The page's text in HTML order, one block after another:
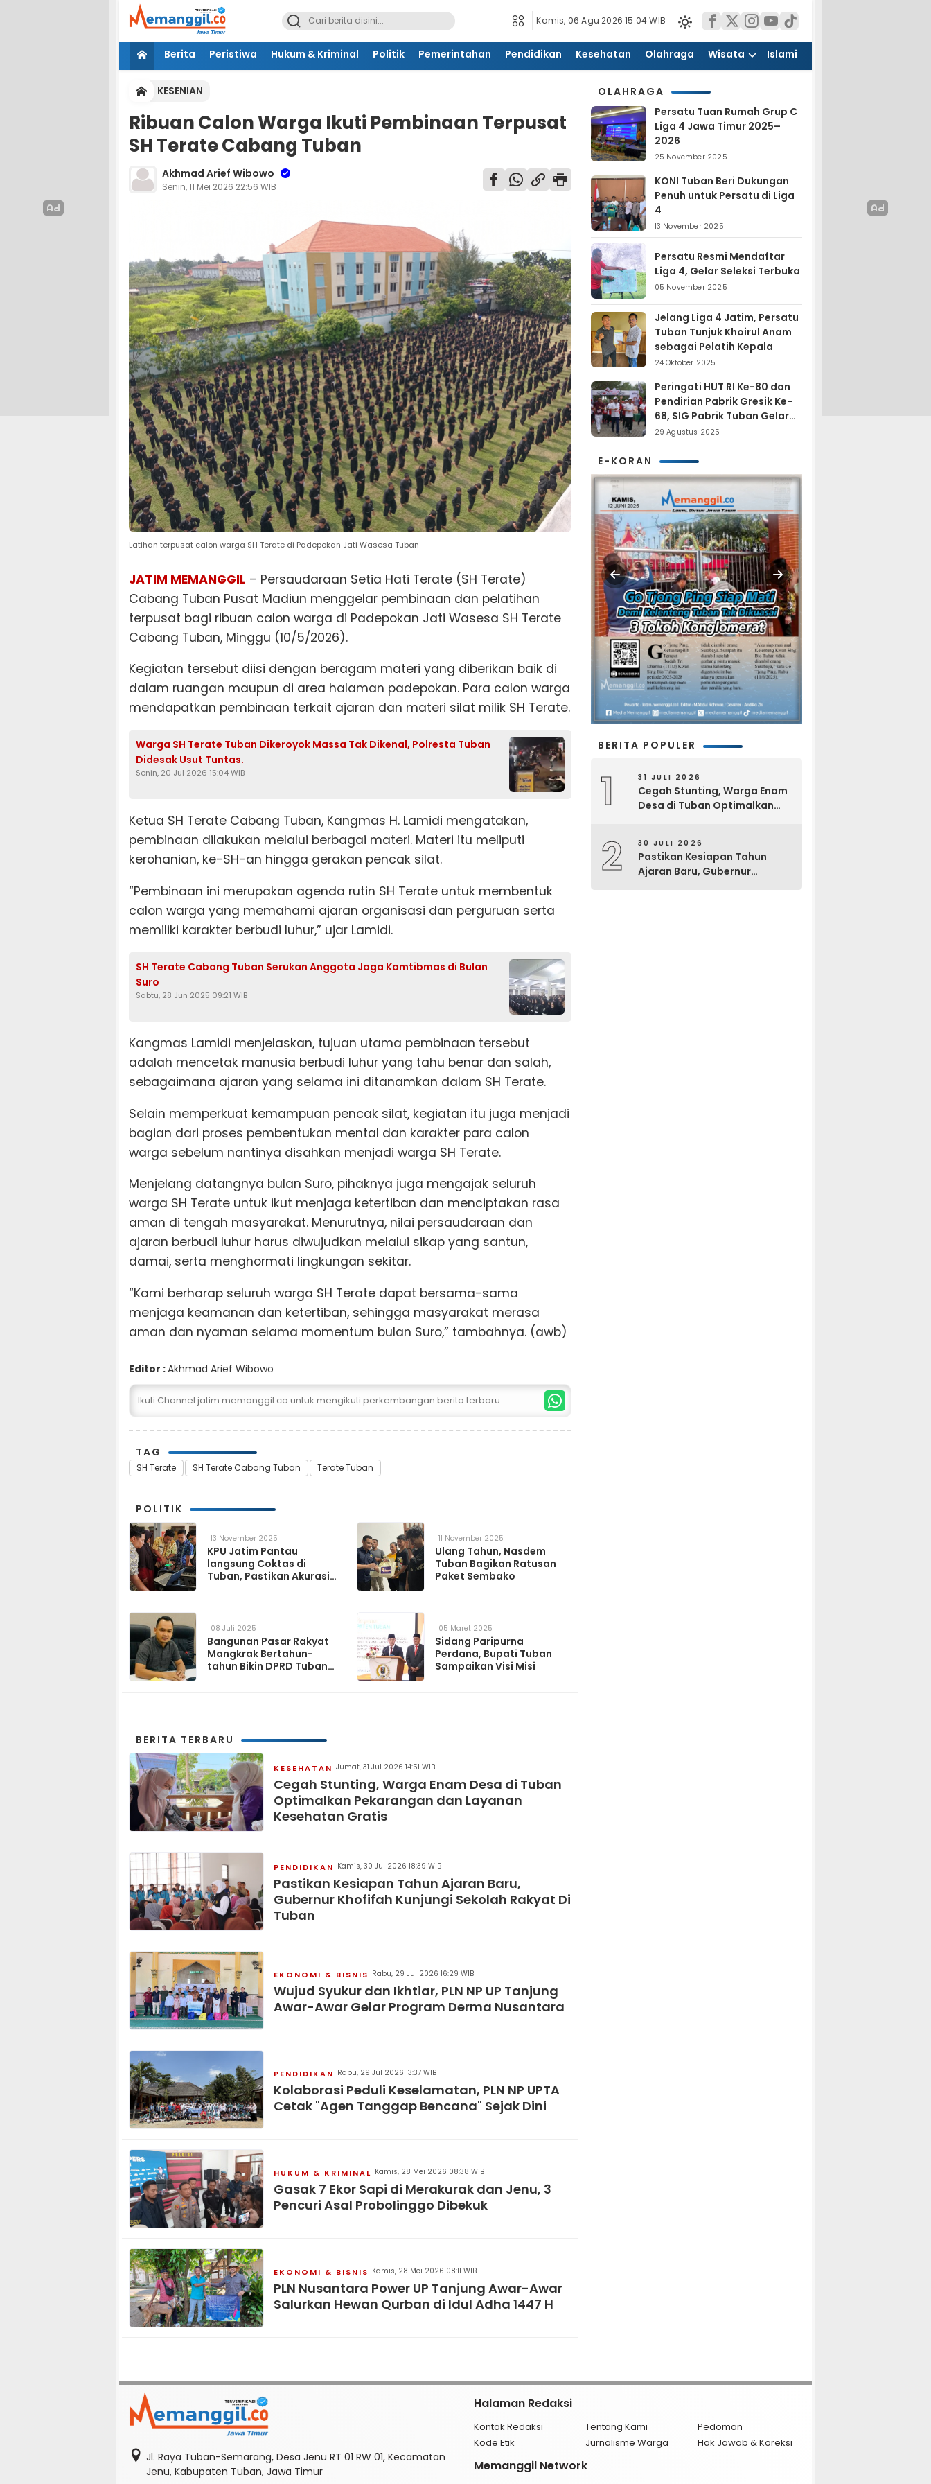
Kamis, 06 Agu 2026 15:04 WIB
Berita Peristiwa Hukum & Kriminal Politik Pemerintahan Pendidikan Kesehatan Olahraga Wisata Islami
KESENIAN
Ribuan Calon Warga Ikuti Pembinaan Terpusat
SH Terate Cabang Tuban
Akhmad Arief Wibowo
Senin, 11 Mei 2026 22:56 WIB
Latihan terpusat calon warga SH Terate di Padepokan Jati Wasesa Tuban
JATIM MEMANGGIL – Persaudaraan Setia Hati Terate (SH Terate)
Cabang Tuban Pusat Madiun menggelar pembinaan dan pelatihan
terpusat bagi ribuan calon warga di Padepokan Jati Wasesa SH Terate
Cabang Tuban, Minggu (10/5/2026).
Kegiatan tersebut diisi dengan beragam materi yang diberikan baik di
dalam ruangan maupun di area halaman padepokan. Para calon warga
mendapatkan pembinaan terkait ajaran dan materi silat milik SH Terate.
Warga SH Terate Tuban Dikeroyok Massa Tak Dikenal, Polresta Tuban
Didesak Usut Tuntas.
Senin, 20 Jul 2026 15:04 WIB
Ketua SH Terate Cabang Tuban, Kangmas H. Lamidi mengatakan,
pembinaan dilakukan melalui berbagai materi. Materi itu meliputi
kerohanian, ke-SH-an hingga gerakan pencak silat.
“Pembinaan ini merupakan agenda rutin SH Terate untuk membentuk
calon warga yang memahami ajaran organisasi dan perguruan serta
memiliki karakter berbudi luhur,” ujar Lamidi.
SH Terate Cabang Tuban Serukan Anggota Jaga Kamtibmas di Bulan
Suro
Sabtu, 28 Jun 2025 09:21 WIB
Kangmas Lamidi menjelaskan, tujuan utama pembinaan tersebut
adalah mencetak manusia berbudi luhur yang tahu benar dan salah,
sebagaimana ajaran yang selama ini ditanamkan dalam SH Terate.
Selain memperkuat kemampuan pencak silat, kegiatan itu juga menjadi
bagian dari proses pembentukan mental dan karakter para calon
warga sebelum nantinya disahkan menjadi warga SH Terate.
Menjelang datangnya bulan Suro, pihaknya juga mengajak seluruh
warga SH Terate untuk ikut menjaga ketertiban dan menciptakan rasa
aman di tengah masyarakat. Menurutnya, nilai persaudaraan dan
ajaran berbudi luhur harus diwujudkan melalui sikap yang santun,
damai, serta menghormati lingkungan sekitar.
“Kami berharap seluruh warga SH Terate dapat bersama-sama
menjaga keamanan dan ketertiban, sehingga masyarakat merasa
aman dan nyaman selama momentum bulan Suro,” tambahnya. (awb)
Editor :Akhmad Arief Wibowo
Ikuti Channel jatim.memanggil.co untuk mengikuti perkembangan berita terbaru
TAG
SH Terate SH Terate Cabang Tuban Terate Tuban
POLITIK
13 November 2025
KPU Jatim Pantau
langsung Coktas di
Tuban, Pastikan Akurasi
11 November 2025
Ulang Tahun, Nasdem
Tuban Bagikan Ratusan
Paket Sembako
08 Juli 2025
Bangunan Pasar Rakyat
Mangkrak Bertahun-
tahun Bikin DPRD Tuban
05 Maret 2025
Sidang Paripurna
Perdana, Bupati Tuban
Sampaikan Visi Misi
BERITA TERBARU
KESEHATAN Jumat, 31 Jul 2026 14:51 WIB
Cegah Stunting, Warga Enam Desa di Tuban
Optimalkan Pekarangan dan Layanan
Kesehatan Gratis
PENDIDIKAN Kamis, 30 Jul 2026 18:39 WIB
Pastikan Kesiapan Tahun Ajaran Baru,
Gubernur Khofifah Kunjungi Sekolah Rakyat Di
Tuban
EKONOMI & BISNIS Rabu, 29 Jul 2026 16:29 WIB
Wujud Syukur dan Ikhtiar, PLN NP UP Tanjung
Awar-Awar Gelar Program Derma Nusantara
PENDIDIKAN Rabu, 29 Jul 2026 13:37 WIB
Kolaborasi Peduli Keselamatan, PLN NP UPTA
Cetak "Agen Tanggap Bencana" Sejak Dini
HUKUM & KRIMINAL Kamis, 28 Mei 2026 08:38 WIB
Gasak 7 Ekor Sapi di Merakurak dan Jenu, 3
Pencuri Asal Probolinggo Dibekuk
EKONOMI & BISNIS Kamis, 28 Mei 2026 08:11 WIB
PLN Nusantara Power UP Tanjung Awar-Awar
Salurkan Hewan Qurban di Idul Adha 1447 H
OLAHRAGA
Persatu Tuan Rumah Grup C
Liga 4 Jawa Timur 2025–
2026
25 November 2025
KONI Tuban Beri Dukungan
Penuh untuk Persatu di Liga
4
13 November 2025
Persatu Resmi Mendaftar
Liga 4, Gelar Seleksi Terbuka
05 November 2025
Jelang Liga 4 Jatim, Persatu
Tuban Tunjuk Khoirul Anam
sebagai Pelatih Kepala
24 Oktober 2025
Peringati HUT RI Ke-80 dan
Pendirian Pabrik Gresik Ke-
68, SIG Pabrik Tuban Gelar
Fun Trail Run
29 Agustus 2025
E-KORAN
BERITA POPULER
1 31 JULI 2026
Cegah Stunting, Warga Enam
Desa di Tuban Optimalkan
2 30 JULI 2026
Pastikan Kesiapan Tahun
Ajaran Baru, Gubernur
Jl. Raya Tuban-Semarang, Desa Jenu RT 01 RW 01, Kecamatan
Jenu, Kabupaten Tuban, Jawa Timur
Halaman Redaksi
Kontak Redaksi Tentang Kami
Pedoman
Kode Etik
Jurnalisme Warga Hak Jawab & Koreksi
Memanggil Network